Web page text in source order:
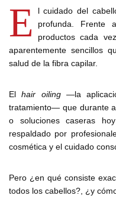
E
l cuidado del
profunda. Frente
productos cada
aparentemente sencillos
salud de la fibra capilar.
Elhair oiling—la
tratamiento— que durante
o soluciones caseras
respaldado por
cosmética y el cuidado
Pero ¿en qué consiste
todos los cabellos?, ¿y